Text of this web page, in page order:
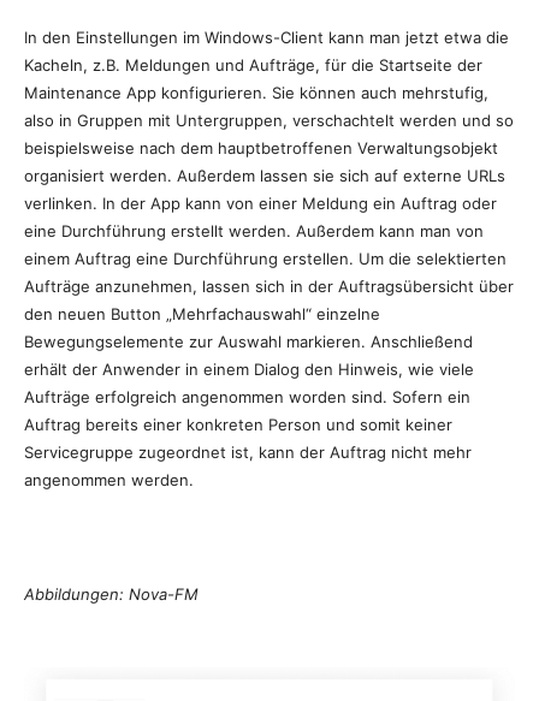
In den Einstellungen im Windows-Client kann man jetzt etwa die
Kacheln, z.B. Meldungen und Aufträge, für die Startseite der
Maintenance App konfigurieren. Sie können auch mehrstufig,
also in Gruppen mit Untergruppen, verschachtelt werden und so
beispielsweise nach dem hauptbetroffenen Verwaltungsobjekt
organisiert werden. Außerdem lassen sie sich auf externe URLs
verlinken. In der App kann von einer Meldung ein Auftrag oder
eine Durchführung erstellt werden. Außerdem kann man von
einem Auftrag eine Durchführung erstellen. Um die selektierten
Aufträge anzunehmen, lassen sich in der Auftragsübersicht über
den neuen Button „Mehrfachauswahl“ einzelne
Bewegungselemente zur Auswahl markieren. Anschließend
erhält der Anwender in einem Dialog den Hinweis, wie viele
Aufträge erfolgreich angenommen worden sind. Sofern ein
Auftrag bereits einer konkreten Person und somit keiner
Servicegruppe zugeordnet ist, kann der Auftrag nicht mehr
angenommen werden.
Abbildungen: Nova-FM